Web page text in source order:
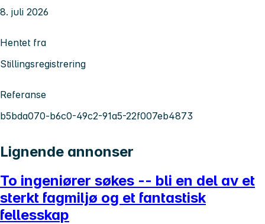
8. juli 2026
Hentet fra
Stillingsregistrering
Referanse
b5bda070-b6c0-49c2-91a5-22f007eb4873
Lignende annonser
To ingeniører søkes -- bli en del av et
sterkt fagmiljø og et fantastisk
fellesskap